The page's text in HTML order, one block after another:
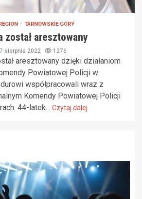
TARNOWSKIE GÓRY
został aresztowany
7 sierpnia 2022 1276
aresztowany dzięki działaniom
Powiatowej Policji w
współpracowali wraz z
Komendy Powiatowej Policji
44-latek... Czytaj dalej